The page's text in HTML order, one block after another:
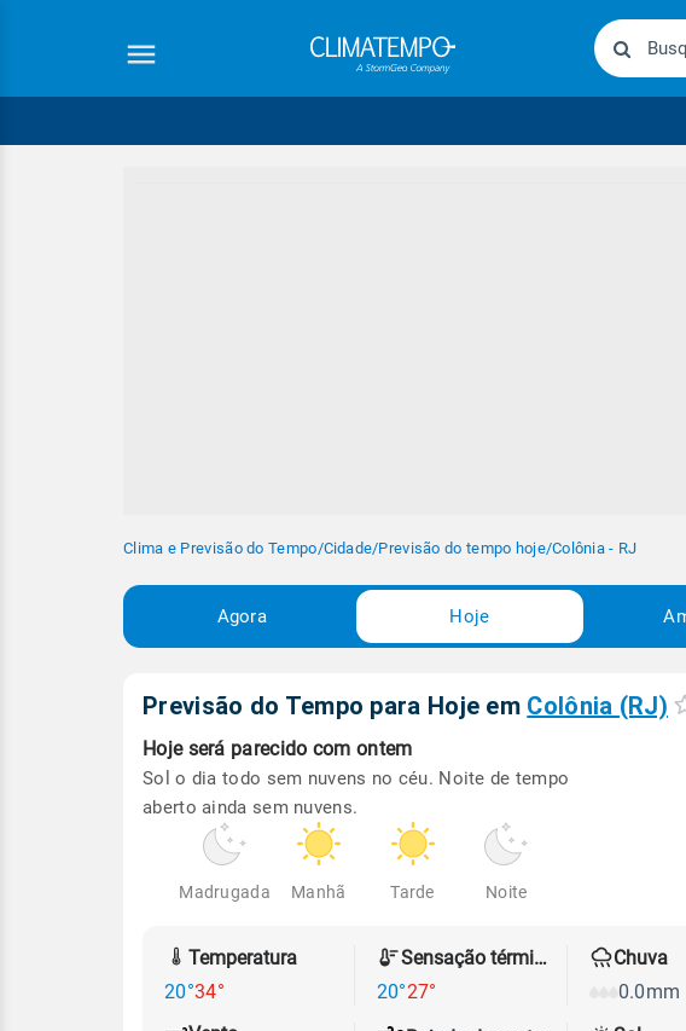
Clima e Previsão do Tempo/Cidade/Previsão do tempo hoje/Colônia - RJ
Agora Hoje
Previsão do Tempo para Hoje em Colônia (RJ)
Hoje será parecido com ontem
Sol o dia todo sem nuvens no céu. Noite de tempo
aberto ainda sem nuvens.
Madrugada Manhã Tarde Noite
Temperatura
20°34°
Sensação térmica
20°27°
Chuva
0.0mm